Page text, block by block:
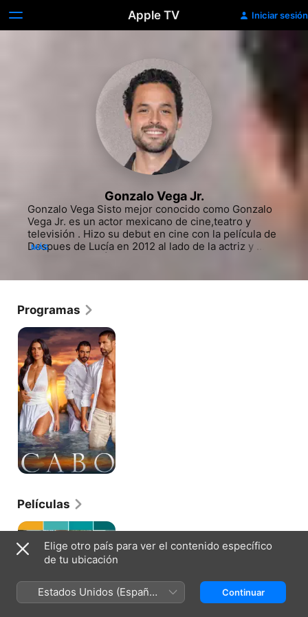
Apple TV Iniciar sesión
Gonzalo Vega Jr.
Gonzalo Vega Sisto mejor conocido como Gonzalo
Vega Jr. es un actor mexicano de cine,teatro y
televisión . Hizo su debut en cine con la película de
Despues de Lucía en 2012 al lado de la actriz y
segunda temporada de Mi marido tiene más familia
MÁS
Programas
Cabo
Películas
¿Cómo
a
mamá?
Elige otro país para ver el contenido específico
de tu ubicación
Estados Unidos (Español
México)
Continuar